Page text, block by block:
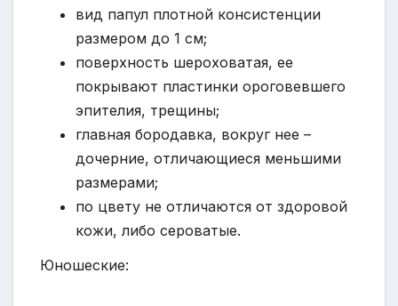
вид папул плотной консистенции
размером до 1 см;
поверхность шероховатая, ее
покрывают пластинки ороговевшего
эпителия, трещины;
главная бородавка, вокруг нее –
дочерние, отличающиеся меньшими
размерами;
по цвету не отличаются от здоровой
кожи, либо сероватые.
Юношеские: